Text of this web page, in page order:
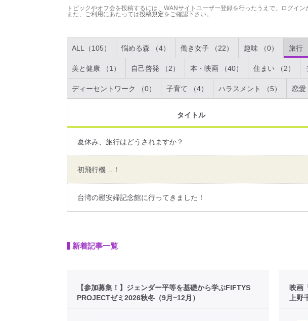
トピックやオフ会を投稿するには、WANサイトユーザー登録を行ったうえで、ログイン
また、ご利用にあたっては投稿規定をご確認下さい。
ALL（105） 悩める森 （4） 働き女子 （22） 趣味 （0） 旅行
美と健康 （1） 自己啓発 （2） 本・映画 （40） 住まい （2）
ディーセントワーク （0） 子育て （4） ハラスメント （5） 恋愛
タイトル
夏休み、旅行はどうされますか？
初飛行機…！
台湾の慰安婦記念館に行ってきました！
新着記事一覧
【参加募集！】ジェンダー平等を基礎から学ぶFIFTYS
PROJECTゼミ2026秋冬（9月~12月）
映画
上